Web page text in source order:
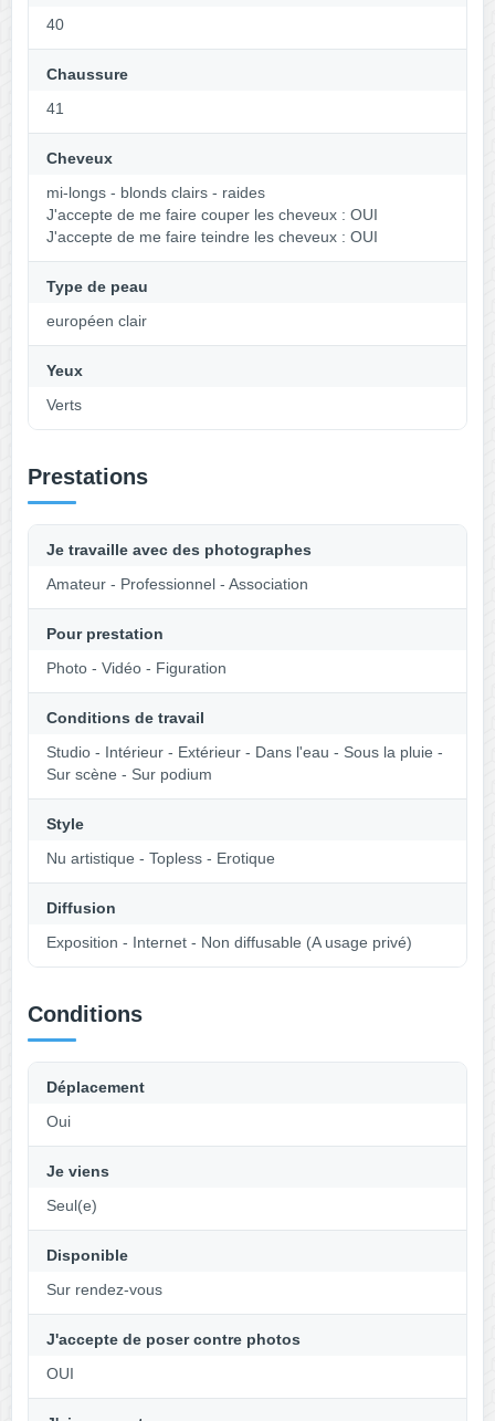
40
Chaussure
41
Cheveux
mi-longs - blonds clairs - raides
J'accepte de me faire couper les cheveux : OUI
J'accepte de me faire teindre les cheveux : OUI
Type de peau
européen clair
Yeux
Verts
Prestations
Je travaille avec des photographes
Amateur - Professionnel - Association
Pour prestation
Photo - Vidéo - Figuration
Conditions de travail
Studio - Intérieur - Extérieur - Dans l'eau - Sous la pluie -
Sur scène - Sur podium
Style
Nu artistique - Topless - Erotique
Diffusion
Exposition - Internet - Non diffusable (A usage privé)
Conditions
Déplacement
Oui
Je viens
Seul(e)
Disponible
Sur rendez-vous
J'accepte de poser contre photos
OUI